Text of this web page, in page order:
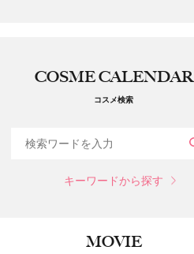
COSME CALENDAR
コスメ検索
キーワードから探す
MOVIE